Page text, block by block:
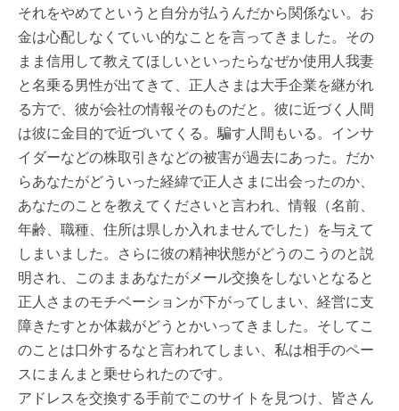
それをやめてというと自分が払うんだから関係ない。お
金は心配しなくていい的なことを言ってきました。その
まま信用して教えてほしいといったらなぜか使用人我妻
と名乗る男性が出てきて、正人さまは大手企業を継がれ
る方で、彼が会社の情報そのものだと。彼に近づく人間
は彼に金目的で近づいてくる。騙す人間もいる。インサ
イダーなどの株取引きなどの被害が過去にあった。だか
らあなたがどういった経緯で正人さまに出会ったのか、
あなたのことを教えてくださいと言われ、情報（名前、
年齢、職種、住所は県しか入れませんでした）を与えて
しまいました。さらに彼の精神状態がどうのこうのと説
明され、このままあなたがメール交換をしないとなると
正人さまのモチベーションが下がってしまい、経営に支
障きたすとか体裁がどうとかいってきました。そしてこ
のことは口外するなと言われてしまい、私は相手のペー
スにまんまと乗せられたのです。
アドレスを交換する手前でこのサイトを見つけ、皆さん